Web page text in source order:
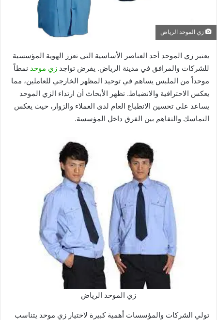
زي الموحد الرياض
يعتبر زي الموحد أحد العناصر الأساسية التي تعزز الهوية المؤسسية
للشركات والمرافق في مدينة الرياض. يفرض تواجد زي موحد نمطاً
موحداً من الملبس يساهم في توحيد المظهر الخارجي للعاملين، مما
يعكس الاحترافية والانضباط. تظهر الأبحاث أن ارتداء الزي الموحد
يساعد على تحسين الانطباع العام لدى العملاء والزوار، حيث يعكس
التماسك والتفاهم بين الفرق داخل المؤسسة.
زي الموحد الرياض
تولي الشركات والمؤسسات أهمية كبيرة لاختيار زي موحد يتناسب